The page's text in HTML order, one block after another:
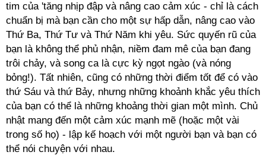
tim của 'tăng nhịp đập và nâng cao cảm xúc - chỉ là cách
chuẩn bị mà bạn cần cho một sự hấp dẫn, nâng cao vào
Thứ Ba, Thứ Tư và Thứ Năm khi yêu. Sức quyến rũ của
bạn là không thể phủ nhận, niềm đam mê của bạn đang
trôi chảy, và song ca là cực kỳ ngọt ngào (và nóng
bỏng!). Tất nhiên, cũng có những thời điểm tốt để có vào
thứ Sáu và thứ Bảy, nhưng những khoảnh khắc yêu thích
của bạn có thể là những khoảng thời gian một mình. Chủ
nhật mang đến một cảm xúc mạnh mẽ (hoặc một vài
trong số họ) - lập kế hoạch với một người bạn và bạn có
thể nói chuyện với nhau.